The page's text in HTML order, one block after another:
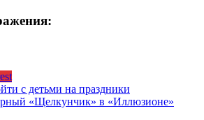
с детьми на праздники
«Щелкунчик» в «Иллюзионе»